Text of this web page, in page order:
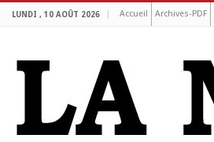
LUNDI , 10 AOÛT 2026 Accueil Archives-PDF